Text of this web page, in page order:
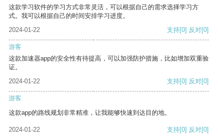
这款学习软件的学习方式非常灵活，可以根据自己的需求选择学习方
式。我可以根据自己的时间安排学习进度。
2024-01-22
支持[0] 反对[0]
游客
这款加速器app的安全性有待提高，可以加强防护措施，比如增加双重验
证。
2024-01-22
支持[0] 反对[0]
游客
这款app的路线规划非常精准，让我能够快速到达目的地。
2024-01-22 支持[0] 反对[0]